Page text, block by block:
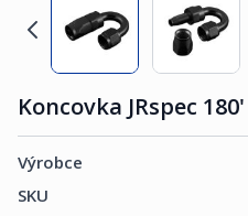
Koncovka JRspec
Výrobce
SKU